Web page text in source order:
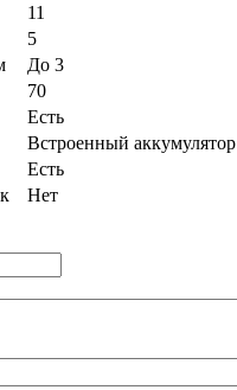
11
5
До 3
70
Есть
Встроенный аккумулятор
Есть
Нет